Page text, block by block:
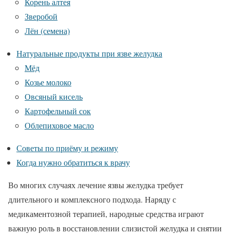
Зверобой
Лён (семена)
Натуральные продукты при язве желудка
Мёд
Козье молоко
Овсяный кисель
Картофельный сок
Облепиховое масло
Советы по приёму и режиму
Когда нужно обратиться к врачу
Во многих случаях лечение язвы желудка требует
длительного и комплексного подхода. Наряду с
медикаментозной терапией, народные средства играют
важную роль в восстановлении слизистой желудка и снятии